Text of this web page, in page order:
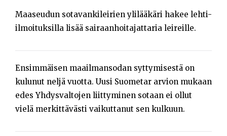
Maaseudun sotavankileirien ylilääkäri hakee lehti-
ilmoituksilla lisää sairaanhoitajattaria leireille.
Ensimmäisen maailmansodan syttymisestä on
kulunut neljä vuotta. Uusi Suometar arvion mukaan
edes Yhdysvaltojen liittyminen sotaan ei ollut
vielä merkittävästi vaikuttanut sen kulkuun.